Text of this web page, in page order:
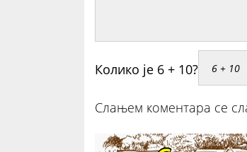
Колико је 6 + 10?
Слањем коментара се